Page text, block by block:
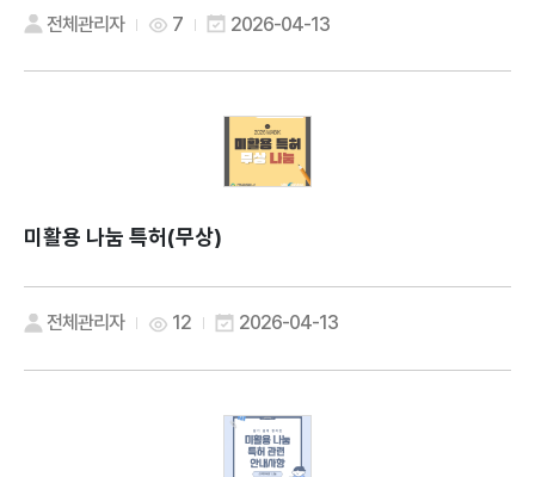
전체관리자 7 2026-04-13
미활용 나눔 특허(무상)
전체관리자 12 2026-04-13